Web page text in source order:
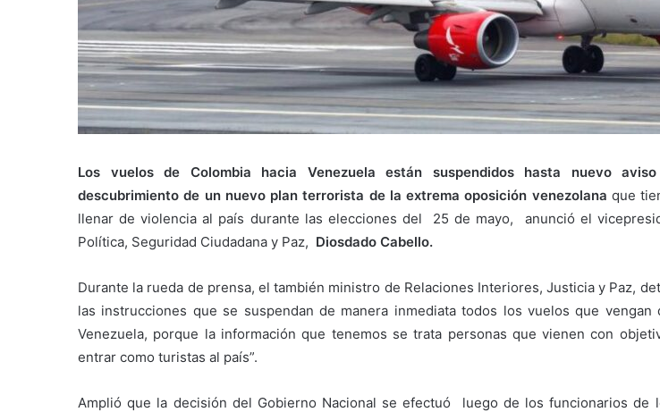
Los vuelos de Colombia hacia Venezuela están suspendidos hasta nuevo
descubrimiento de un nuevo plan terrorista de la extrema oposición venezolana que
llenar de violencia al país durante las elecciones del 25 de mayo, anunció el
Política, Seguridad Ciudadana y Paz, Diosdado Cabello.
Durante la rueda de prensa, el también ministro de Relaciones Interiores, Justicia y Paz,
las instrucciones que se suspendan de manera inmediata todos los vuelos que vengan
Venezuela, porque la información que tenemos se trata personas que vienen con
entrar como turistas al país”.
Amplió que la decisión del Gobierno Nacional se efectuó luego de los funcionarios de